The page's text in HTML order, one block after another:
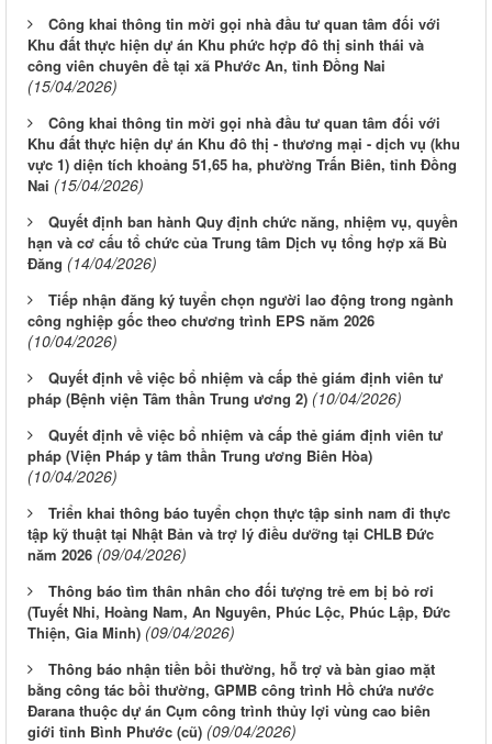
Công khai thông tin mời gọi nhà đầu tư quan tâm đối với
Khu đất thực hiện dự án Khu phức hợp đô thị sinh thái và
công viên chuyên đề tại xã Phước An, tỉnh Đồng Nai
(15/04/2026)
Công khai thông tin mời gọi nhà đầu tư quan tâm đối với
Khu đất thực hiện dự án Khu đô thị - thương mại - dịch vụ (khu
vực 1) diện tích khoảng 51,65 ha, phường Trấn Biên, tỉnh Đồng
Nai (15/04/2026)
Quyết định ban hành Quy định chức năng, nhiệm vụ, quyền
hạn và cơ cấu tổ chức của Trung tâm Dịch vụ tổng hợp xã Bù
Đăng (14/04/2026)
Tiếp nhận đăng ký tuyển chọn người lao động trong ngành
công nghiệp gốc theo chương trình EPS năm 2026
(10/04/2026)
Quyết định về việc bổ nhiệm và cấp thẻ giám định viên tư
pháp (Bệnh viện Tâm thần Trung ương 2) (10/04/2026)
Quyết định về việc bổ nhiệm và cấp thẻ giám định viên tư
pháp (Viện Pháp y tâm thần Trung ương Biên Hòa)
(10/04/2026)
Triển khai thông báo tuyển chọn thực tập sinh nam đi thực
tập kỹ thuật tại Nhật Bản và trợ lý điều dưỡng tại CHLB Đức
năm 2026 (09/04/2026)
Thông báo tìm thân nhân cho đối tượng trẻ em bị bỏ rơi
(Tuyết Nhi, Hoàng Nam, An Nguyên, Phúc Lộc, Phúc Lập, Đức
Thiện, Gia Minh) (09/04/2026)
Thông báo nhận tiền bồi thường, hỗ trợ và bàn giao mặt
bằng công tác bồi thường, GPMB công trình Hồ chứa nước
Đarana thuộc dự án Cụm công trình thủy lợi vùng cao biên
giới tỉnh Bình Phước (cũ) (09/04/2026)